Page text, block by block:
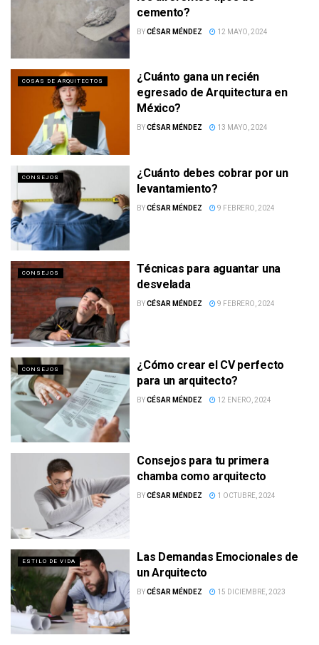
cemento?
BYCÉSAR MÉNDEZ 12 MAYO, 2024
COSAS DE ARQUITECTOS
¿Cuánto gana un recién
egresado de Arquitectura en
México?
BYCÉSAR MÉNDEZ 13 MAYO, 2024
CONSEJOS
¿Cuánto debes cobrar por un
levantamiento?
BYCÉSAR MÉNDEZ 9 FEBRERO, 2024
CONSEJOS
Técnicas para aguantar una
desvelada
BYCÉSAR MÉNDEZ 9 FEBRERO, 2024
CONSEJOS
¿Cómo crear el CV perfecto
para un arquitecto?
BYCÉSAR MÉNDEZ 12 ENERO, 2024
Consejos para tu primera
chamba como arquitecto
BYCÉSAR MÉNDEZ 1 OCTUBRE, 2024
ESTILO DE VIDA
Las Demandas Emocionales de
un Arquitecto
BYCÉSAR MÉNDEZ 15 DICIEMBRE, 2023